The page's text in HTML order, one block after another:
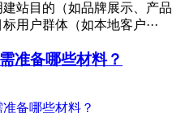
站目的（如品牌展示、产品
用户群体（如本地客户···
准备哪些材料？